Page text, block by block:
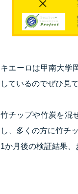
キエーロは甲南大学
しているのでぜひ見
竹チップや竹炭を混
し、多くの方に竹チ
1か月後の検証結果